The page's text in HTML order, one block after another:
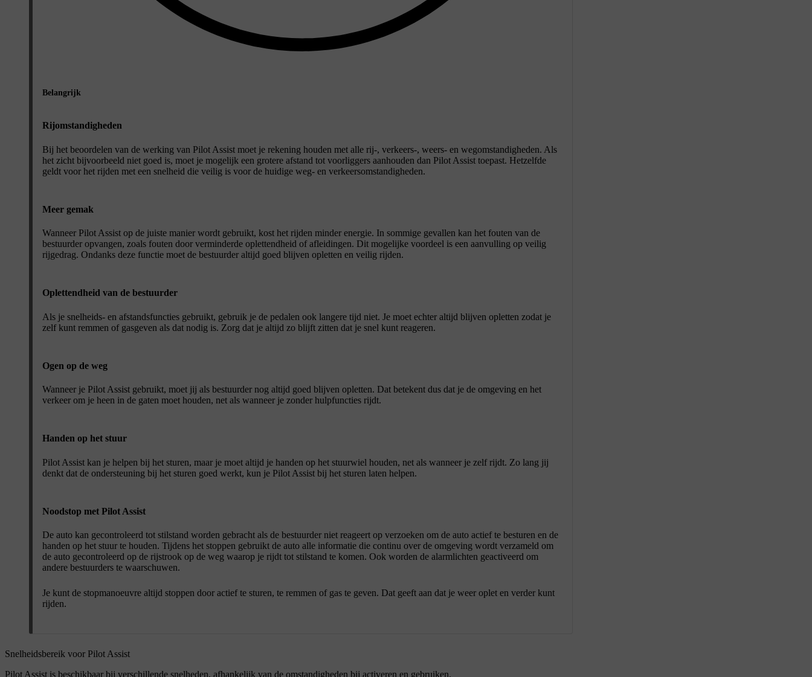
Belangrijk
Rijomstandigheden
Bij het beoordelen van de werking van Pilot Assist moet je rekening houden met alle rij-, verkeers-, weers- en wegomstandigheden. Als
het zicht bijvoorbeeld niet goed is, moet je mogelijk een grotere afstand tot voorliggers aanhouden dan Pilot Assist toepast. Hetzelfde
geldt voor het rijden met een snelheid die veilig is voor de huidige weg- en verkeersomstandigheden.
Meer gemak
Wanneer Pilot Assist op de juiste manier wordt gebruikt, kost het rijden minder energie. In sommige gevallen kan het fouten van de
bestuurder opvangen, zoals fouten door verminderde oplettendheid of afleidingen. Dit mogelijke voordeel is een aanvulling op veilig
rijgedrag. Ondanks deze functie moet de bestuurder altijd goed blijven opletten en veilig rijden.
Oplettendheid van de bestuurder
Als je snelheids- en afstandsfuncties gebruikt, gebruik je de pedalen ook langere tijd niet. Je moet echter altijd blijven opletten zodat je
zelf kunt remmen of gasgeven als dat nodig is. Zorg dat je altijd zo blijft zitten dat je snel kunt reageren.
Ogen op de weg
Wanneer je Pilot Assist gebruikt, moet jij als bestuurder nog altijd goed blijven opletten. Dat betekent dus dat je de omgeving en het
verkeer om je heen in de gaten moet houden, net als wanneer je zonder hulpfuncties rijdt.
Handen op het stuur
Pilot Assist kan je helpen bij het sturen, maar je moet altijd je handen op het stuurwiel houden, net als wanneer je zelf rijdt. Zo lang jij
denkt dat de ondersteuning bij het sturen goed werkt, kun je Pilot Assist bij het sturen laten helpen.
Noodstop met Pilot Assist
De auto kan gecontroleerd tot stilstand worden gebracht als de bestuurder niet reageert op verzoeken om de auto actief te besturen en de
handen op het stuur te houden. Tijdens het stoppen gebruikt de auto alle informatie die continu over de omgeving wordt verzameld om
de auto gecontroleerd op de rijstrook op de weg waarop je rijdt tot stilstand te komen. Ook worden de alarmlichten geactiveerd om
andere bestuurders te waarschuwen.
Je kunt de stopmanoeuvre altijd stoppen door actief te sturen, te remmen of gas te geven. Dat geeft aan dat je weer oplet en verder kunt
rijden.
Snelheidsbereik voor Pilot Assist
Pilot Assist is beschikbaar bij verschillende snelheden, afhankelijk van de omstandigheden bij activeren en gebruiken.